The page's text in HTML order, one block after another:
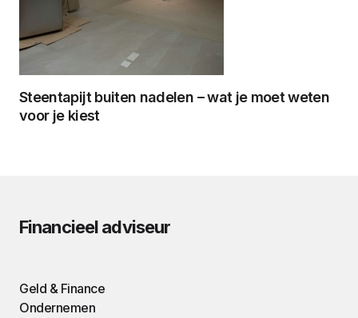
Steentapijt buiten nadelen – wat je moet weten
voor je kiest
Financieel adviseur
Geld & Finance
Ondernemen